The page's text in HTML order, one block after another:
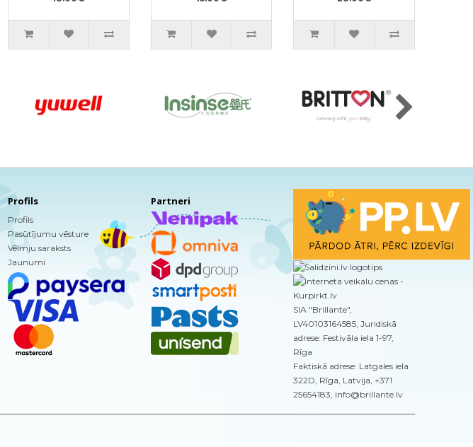
Profils
Profils
Pasūtījumu vēsture
Vēlmju saraksts
Jaunumi
Partneri
SIA "Brillante",
LV40103164585, Juridiskā
adrese: Festivāla iela 1-97,
Rīga
Faktiskā adrese: Latgales iela
322D, Rīga, Latvija, +371
25654183, info@brillante.lv